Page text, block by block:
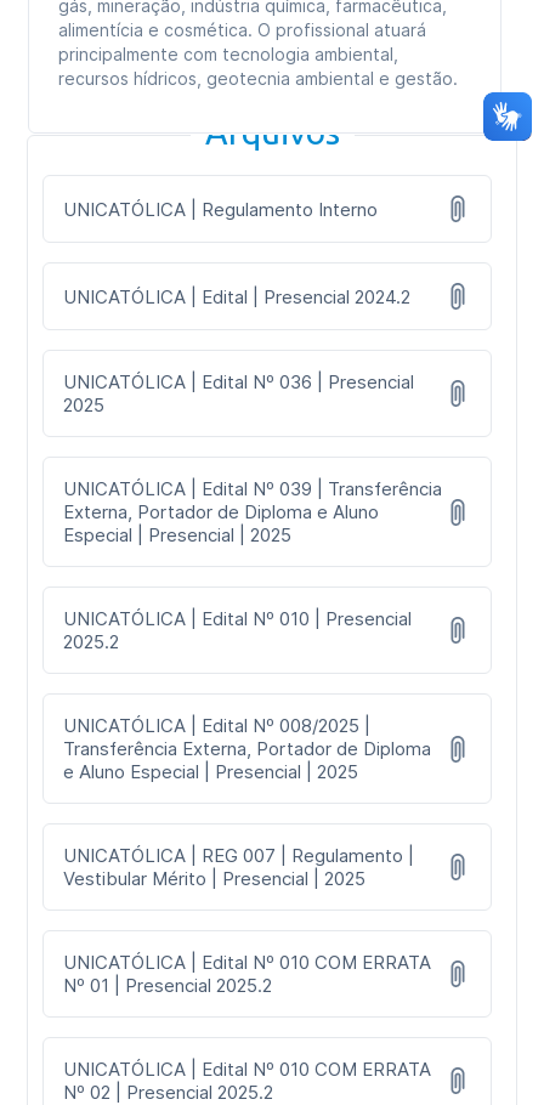
gás, mineração, indústria química, farmacêutica,
alimentícia e cosmética. O profissional atuará
principalmente com tecnologia ambiental,
recursos hídricos, geotecnia ambiental e gestão.
Arquivos
UNICATÓLICA | Regulamento Interno
UNICATÓLICA | Edital | Presencial 2024.2
UNICATÓLICA | Edital Nº 036 | Presencial
2025
UNICATÓLICA | Edital Nº 039 | Transferência
Externa, Portador de Diploma e Aluno
Especial | Presencial | 2025
UNICATÓLICA | Edital Nº 010 | Presencial
2025.2
UNICATÓLICA | Edital Nº 008/2025 |
Transferência Externa, Portador de Diploma
e Aluno Especial | Presencial | 2025
UNICATÓLICA | REG 007 | Regulamento |
Vestibular Mérito | Presencial | 2025
UNICATÓLICA | Edital Nº 010 COM ERRATA
Nº 01 | Presencial 2025.2
UNICATÓLICA | Edital Nº 010 COM ERRATA
Nº 02 | Presencial 2025.2